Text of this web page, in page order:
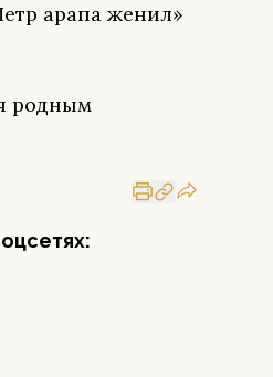
арапа женил»
родным